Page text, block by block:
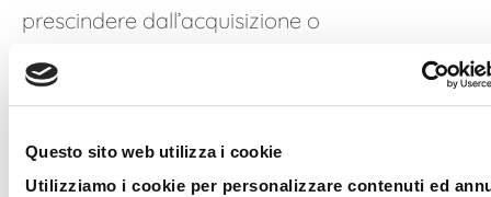
Questo sito web utilizza i cookie
Utilizziamo i cookie per personalizzare contenuti ed
prescindere dall’acquisizione o
mantenimento dei requisiti di
iscrizione all’elenco.
È prevista la possibilità degli utenti di
interagire in tempo reale con i